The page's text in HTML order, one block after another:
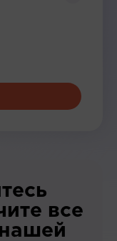
все